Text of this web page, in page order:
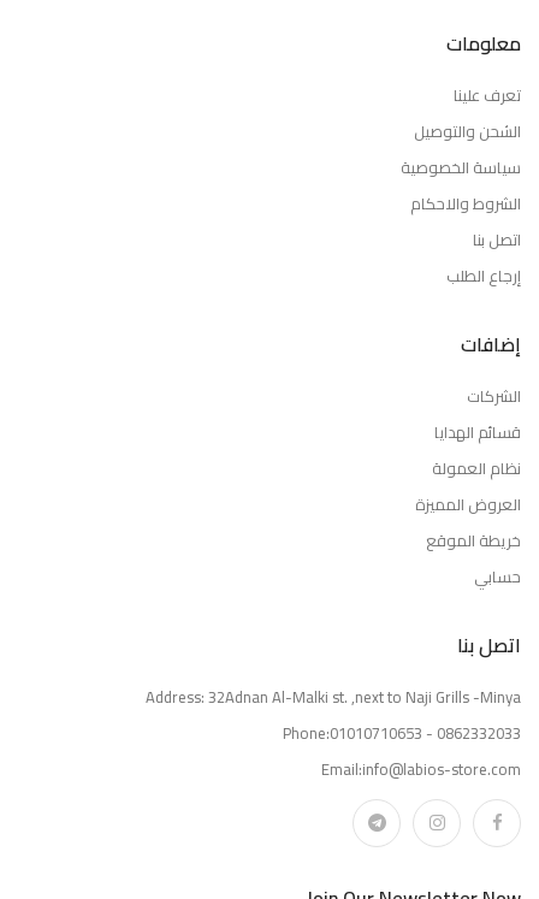
معلومات
تعرف علينا
الشحن والتوصيل
سياسة الخصوصية
الشروط والاحكام
اتصل بنا
إرجاع الطلب
إضافات
الشركات
قسائم الهدايا
نظام العمولة
العروض المميزة
خريطة الموقع
حسابي
اتصل بنا
Address: 32Adnan Al-Malki st. ,next to Naji Grills -Minya
Phone:01010710653 - 0862332033
Email:info@labios-store.com